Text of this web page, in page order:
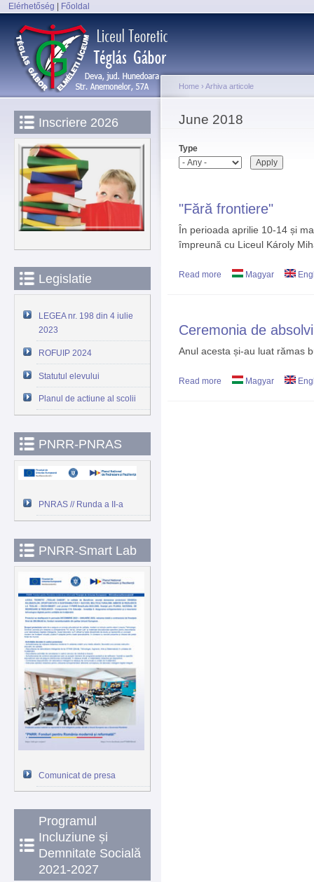
Elérhetőség Főoldal
Main menu
Inscriere 2026
Legislatie
LEGEA nr. 198 din 4 iulie
2023
ROFUIP 2024
Statutul elevului
Planul de actiune al scolii
PNRR-PNRAS
PNRAS // Runda a II-a
PNRR-Smart Lab
Comunicat de presa
Programul
Incluziune și
Demnitate Socială
2021-2027
You are here
Home › Arhiva articole
June 2018
Type
"Fără frontiere"
În perioada aprilie 10-14 și
împreună cu Liceul Károly
Read more about "Fără frontiere"
Magyar
Ceremonia de
Anul acesta și-au luat rămas
Read more about Ceremonia de
Magyar